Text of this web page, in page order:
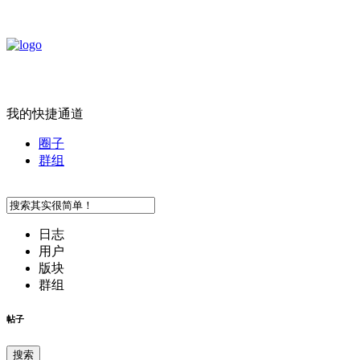
我的快捷通道
圈子
群组
日志
用户
版块
群组
帖子
搜索